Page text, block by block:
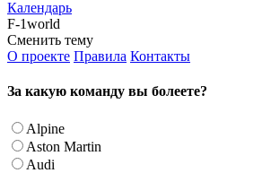
Календарь
F-1world
Сменить тему
О проекте Правила Контакты
За какую команду вы болеете?
Alpine
Aston Martin
Audi